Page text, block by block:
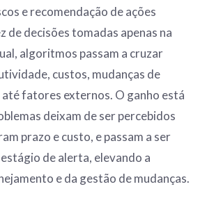
e recomendação de ações
de decisões tomadas apenas na
algoritmos passam a cruzar
custos, mudanças de
até fatores externos. O ganho está
deixam de ser percebidos
prazo e custo, e passam a ser
de alerta, elevando a
e da gestão de mudanças.